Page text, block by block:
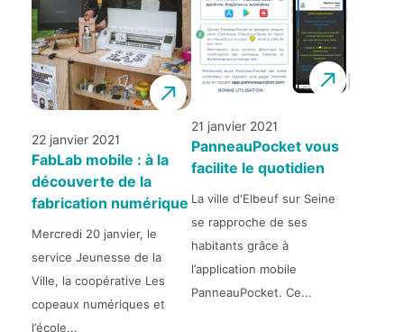
22 janvier 2021
FabLab mobile : à la
découverte de la
fabrication numérique
Mercredi 20 janvier, le
service Jeunesse de la
Ville, la coopérative Les
copeaux numériques et
l’école...
21 janvier 2021
PanneauPocket vous
facilite le quotidien
La ville d'Elbeuf sur Seine
se rapproche de ses
habitants grâce à
l’application mobile
PanneauPocket. Ce...